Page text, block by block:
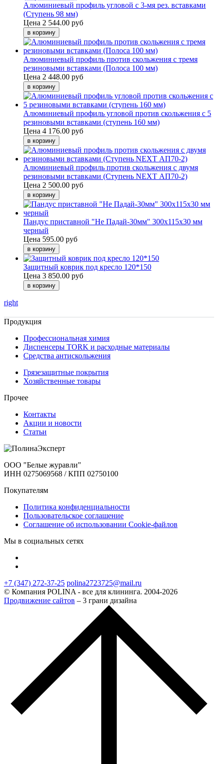
Алюминиевый профиль угловой с 3-мя рез. вставками
(Ступень 98 мм)
Цена 2 544.00 руб
Алюминиевый профиль против скольжения с тремя
резиновыми вставками (Полоса 100 мм)
Цена 2 448.00 руб
Алюминиевый профиль угловой против скольжения с 5
резиновыми вставками (ступень 160 мм)
Цена 4 176.00 руб
Алюминиевый профиль против скольжения с двумя
резиновыми вставками (Ступень NEXT АП70-2)
Цена 2 500.00 руб
Пандус приставной "Не Падай-30мм" 300х115х30 мм
черный
Цена 595.00 руб
Защитный коврик под кресло 120*150
Цена 3 850.00 руб
right
Продукция
Профессиональная химия
Диспенсеры TORK и расходные материалы
Cредства антискольжения
Грязезащитные покрытия
Хозяйственные товары
Прочее
Контакты
Акции и новости
Статьи
ООО "Белые журавли"
ИНН 0275069568 / КПП 02750100
Покупателям
Политика конфиденциальности
Пользовательское соглашение
Соглашение об использовании Cookie-файлов
Мы в социальных сетях
+7 (347) 272-37-25 polina2723725@mail.ru
© Компания POLINA - все для клининга. 2004-2026
Продвижение сайтов – 3 грани дизайна